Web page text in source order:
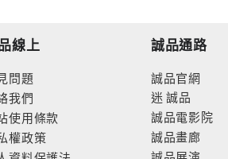
線上
問題
我們
使用條款
權政策
誠品通路
誠品官網
迷 誠品
誠品電影院
誠品畫廊